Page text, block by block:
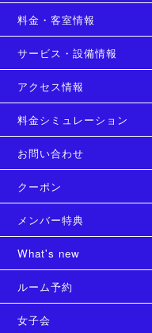
料金・客室情報
サービス・設備情報
アクセス情報
料金シミュレーション
お問い合わせ
クーポン
メンバー特典
What's new
ルーム予約
女子会